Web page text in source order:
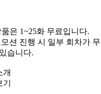
은 1~25화 무료입니다.
션 진행 시 일부 회차가
습니다.
개